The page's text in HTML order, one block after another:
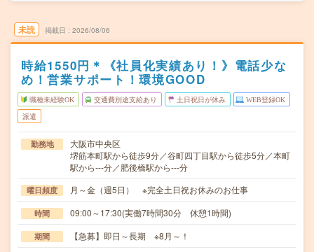
未読 掲載日 2026/08/06
時給1550円＊《社員化実績あり！》電話少な
め！営業サポート！環境GOOD
職種未経験OK 交通費別途支給あり 土日祝日が休み WEB登録OK
派遣
勤務地
大阪市中央区
堺筋本町駅から徒歩9分／谷町四丁目駅から徒歩5分／本町
駅から---分／肥後橋駅から---分
曜日頻度 月～金（週5日） ※完全土日祝お休みのお仕事
時間 09:00～17:30(実働7時間30分 休憩1時間)
期間 【急募】即日～長期 ※8月～！